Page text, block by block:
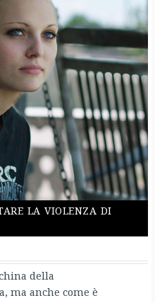
la violenza di
della
ma anche come è